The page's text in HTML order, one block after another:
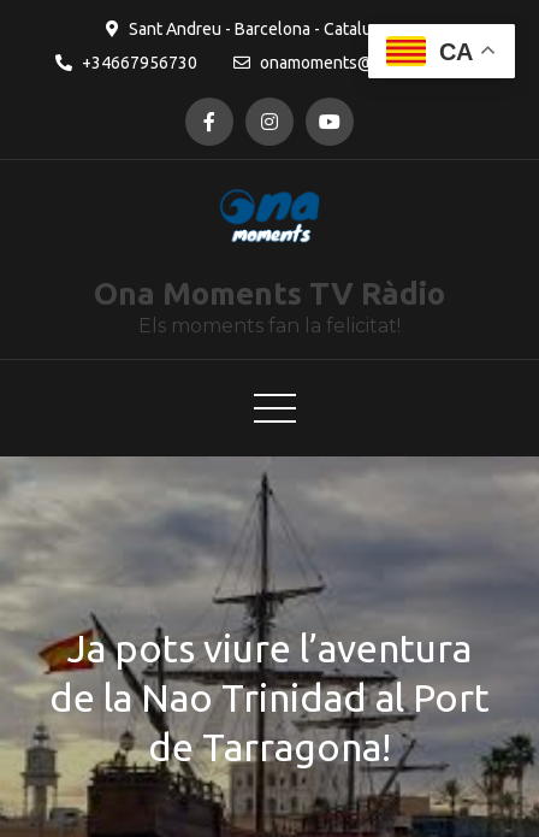
Sant Andreu - Barcelona - Catalunya
+34667956730
onamoments@gmail.com
Ona Moments TV Ràdio
Els moments fan la felicitat!
Ja pots viure l’aventura
de la Nao Trinidad al Port
de Tarragona!
CA